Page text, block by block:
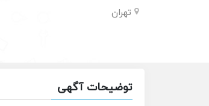
تهران
توضیحات آگهی